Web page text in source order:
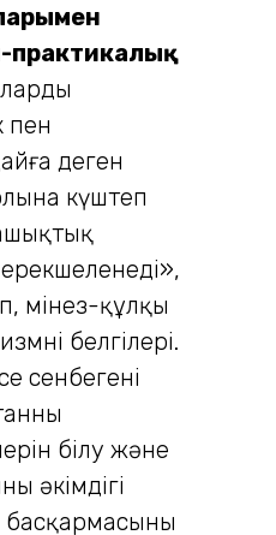
практикалық
пен
деген
күштеп
мінез-құлқың
белгілері.
сенбегені
білу және
әкімдігі